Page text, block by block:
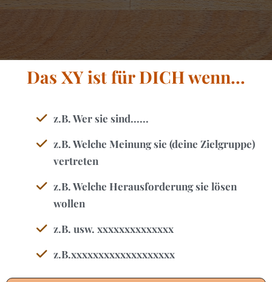
Das XY ist für DICH wenn...
z.B. Wer sie sind......
z.B. Welche Meinung sie (deine Zielgruppe)
vertreten
z.B. Welche Herausforderung sie lösen
wollen
z.B. usw. xxxxxxxxxxxxxx
z.B.xxxxxxxxxxxxxxxxxxx